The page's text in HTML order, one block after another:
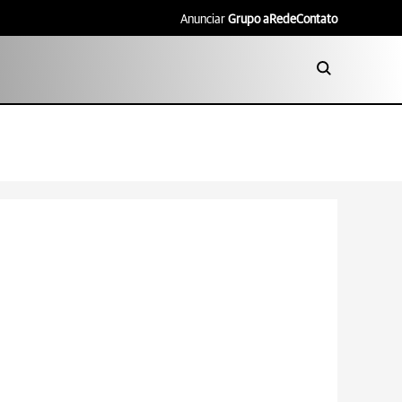
Anunciar Grupo aRedeContato